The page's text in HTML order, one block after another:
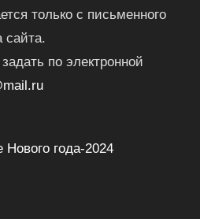
только с письменного
сайта.
по электронной
Нового года-2024